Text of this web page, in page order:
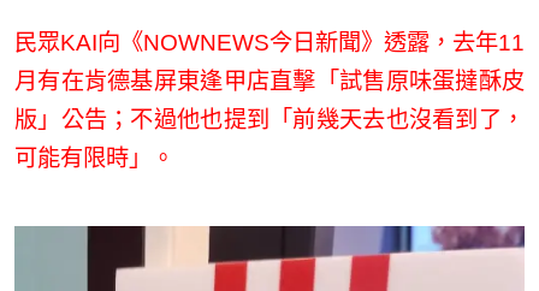
民眾KAI向《NOWNEWS今日新聞》透露，去年11
月有在肯德基屏東逢甲店直擊「試售原味蛋撻酥皮
版」公告；不過他也提到「前幾天去也沒看到了，
可能有限時」。